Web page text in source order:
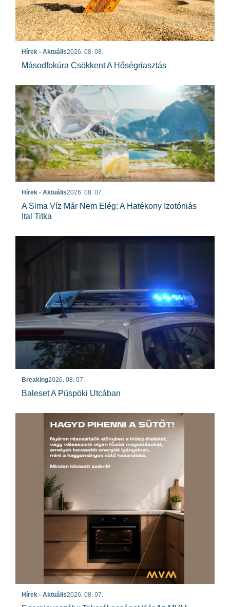
Hírek - Aktuális2026. 08. 08.
Másodfokúra Csökkent A Hőségriasztás
Hírek - Aktuális2026. 08. 07.
A Sima Víz Már Nem Elég: A Hatékony Izotóniás
Ital Titka
Breaking2026. 08. 07.
Baleset A Püspöki Utcában
Hírek - Aktuális2026. 08. 07.